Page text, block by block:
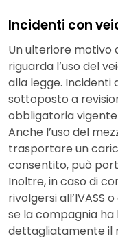
Incidenti con
Un ulteriore motivo
riguarda l’uso del
alla legge. Incidenti
sottoposto a
obbligatoria
Anche l’uso del
trasportare un
consentito, può
Inoltre, in caso di
rivolgersi all’IVASS
se la compagnia ha
dettagliatamente il